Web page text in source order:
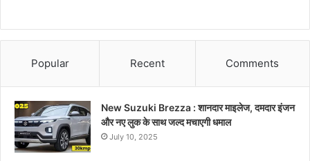
Popular Recent Comments
New Suzuki Brezza : शानदार माइलेज, दमदार इंजन
और नए लुक के साथ जल्द मचाएगी धमाल
July 10, 2025